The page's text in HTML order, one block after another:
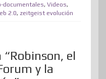
d
t
A
documentales, Videos,
2.0, zeitgeist evolución
el
y la